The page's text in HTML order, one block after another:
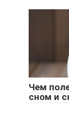
Чем
сном и